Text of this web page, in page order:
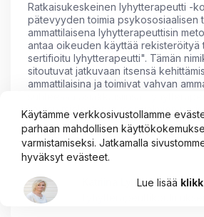
Ratkaisukeskeinen lyhytterapeutti -
pätevyyden toimia psykososiaalisen
ammattilaisena lyhytterapeuttisin
antaa oikeuden käyttää rekisteröityä
sertifioitu lyhytterapeutti". Tämän
sitoutuvat jatkuvaan itsensä
ammattilaisina ja toimivat vahvan
lievien mielenterveysongelmien
Tampere
Katriina Lyttinen
Käytämme verkkosivustollamme
parhaan mahdollisen
varmistamiseksi. Jatkamalla
hyväksyt evästeet.
Lue lisää